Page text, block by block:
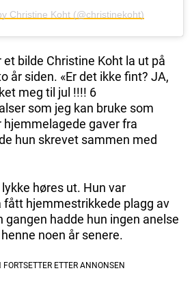
Christine Koht (@christinekoht)
et bilde Christine Koht la ut på
år siden. «Er det ikke fint? JA,
meg til jul !!!! 6
som jeg kan bruke som
hjemmelagede gaver fra
hun skrevet sammen med
høres ut. Hun var
fått hjemmestrikkede plagg av
gangen hadde hun ingen anelse
noen år senere.